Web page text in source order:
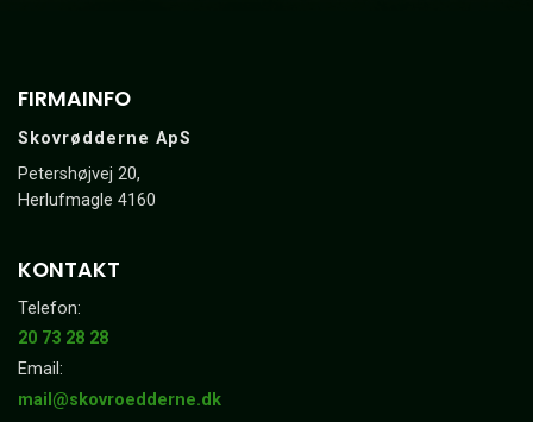
FIRMAINFO
Skovrødderne ApS
Petershøjvej 20,
Herlufmagle 4160
KONTAKT
Telefon:
20 73 28 28
Email:
mail@skovroedderne.dk